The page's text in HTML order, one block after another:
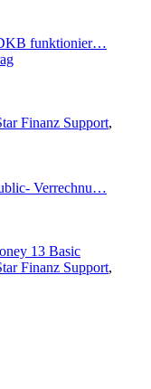
funktionier…
Finanz Support,
Verrechnu…
13 Basic
Finanz Support,